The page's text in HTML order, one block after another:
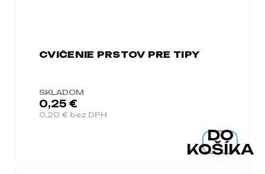
CVIČENIE PRSTOV PRE TIPY
SKLADOM
0,20 € bez DPH
0,25 €
DO
KOŠÍKA